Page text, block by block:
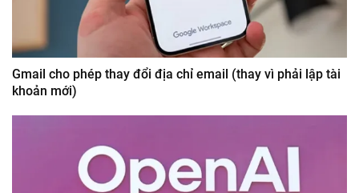
Gmail cho phép thay đổi địa chỉ email (thay vì phải lập tài
khoản mới)